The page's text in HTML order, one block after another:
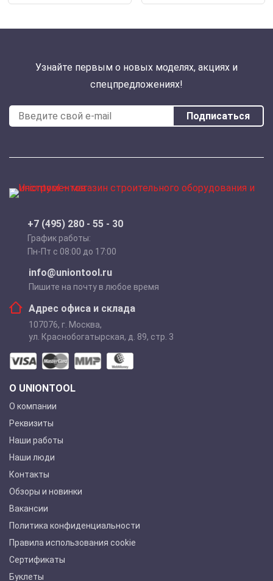
Узнайте первым о новых моделях, акциях и
спецпредложениях!
Подписаться
+7 (495) 280 - 55 - 30
График работы:
Пн-Пт с 08:00 до 17:00
info@uniontool.ru
Пишите на почту в любое время
Адрес офиса и склада
107076, г. Москва,
ул. Краснобогатырская, д. 89, стр. 3
О UNIONTOOL
О компании
Реквизиты
Наши работы
Наши люди
Контакты
Обзоры и новинки
Вакансии
Политика конфиденциальности
Правила использования cookie
Сертификаты
Буклеты